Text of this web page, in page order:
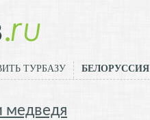
ТУРБАЗУ БЕЛОРУССИЯ
медведя